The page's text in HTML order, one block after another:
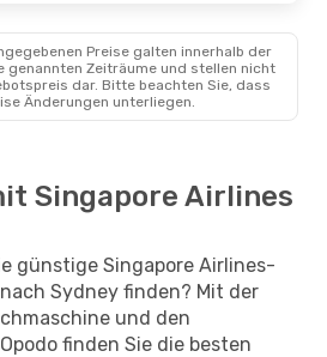
Preise galten innerhalb der
genannten Zeiträume und stellen nicht
dar. Bitte beachten Sie, dass
Änderungen unterliegen.
Singapore Airlines
günstige Singapore Airlines-
Sydney finden? Mit der
und den
finden Sie die besten